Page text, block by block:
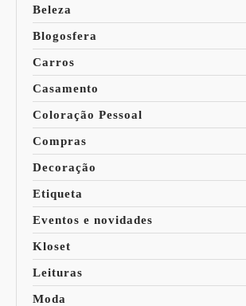
Beleza
Blogosfera
Carros
Casamento
Coloração Pessoal
Compras
Decoração
Etiqueta
Eventos e novidades
Kloset
Leituras
Moda